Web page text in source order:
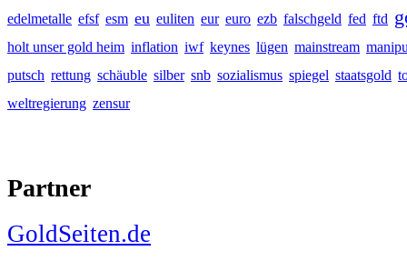
edelmetalle efsf esm eu euliten eur euro ezb falschgeld fed ftd
holt unser gold heim inflation iwf keynes lügen mainstream
putsch rettung schäuble silber snb sozialismus spiegel staatsgold
weltregierung zensur
Partner
GoldSeiten.de